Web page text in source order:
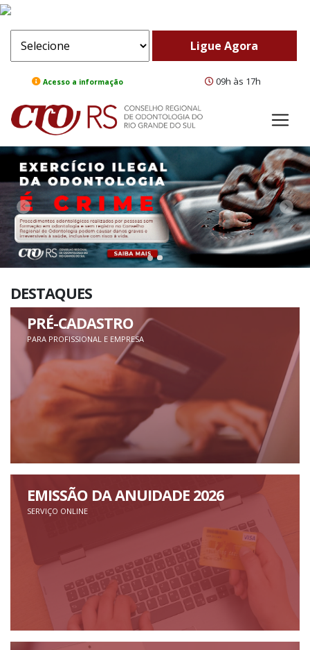
Acesso a informação 09h às 17h
ComeBack
DESTAQUES
PRÉ-CADASTRO
PARA PROFISSIONAL E EMPRESA
EMISSÃO DA ANUIDADE 2026
SERVIÇO ONLINE